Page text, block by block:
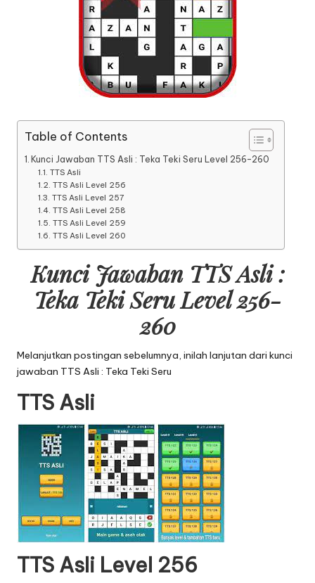
Table of Contents
Kunci Jawaban TTS Asli : Teka Teki Seru Level 256-260
TTS Asli
TTS Asli Level 256
TTS Asli Level 257
TTS Asli Level 258
TTS Asli Level 259
TTS Asli Level 260
Kunci Jawaban TTS Asli :
Teka Teki Seru Level 256-
260
Melanjutkan postingan sebelumnya, inilah lanjutan dari kunci
jawaban TTS Asli : Teka Teki Seru
TTS Asli
TTS Asli Level 256